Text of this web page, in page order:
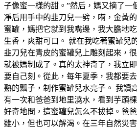
子像蜜一樣的甜。”然后，媽又摘了一
凈后用手中的韭刀兒一劈，嗬，金黃
蜜罐，媽把它就到我嘴邊，我大膽地
生香，爽甜可口。 就在我吃著蜜罐兒
韭刀兒在青皮的蜜罐兒上雕刻起來，
就被媽制成了。真的太神奇了，我立
要自己刻。從此，每年夏季，我都要
熟的瓤子，制作蜜罐兒水亮子。 我讀
有一次和爸爸到地里澆水，看到芋頭
好奇地問，這蜜罐兒怎么不拔掉。爸
雖小，但也可以解渴。在三年自然災